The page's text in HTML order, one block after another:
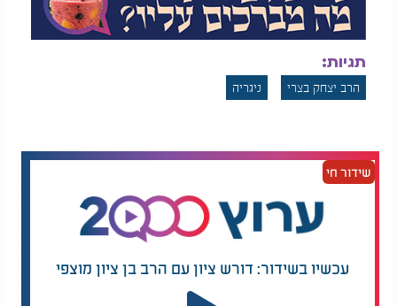
תגיות:
הרב יצחק בצרי ניגריה
שידור חי
עכשיו בשידור: דורש ציון עם הרב בן ציון מוצפי